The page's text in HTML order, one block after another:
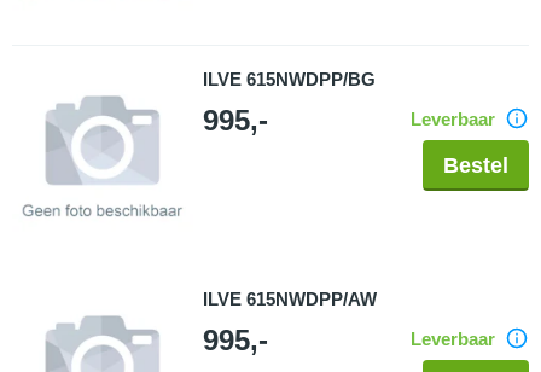
ILVE 615NWDPP/BG
995,- Leverbaar
Bestel
ILVE 615NWDPP/AW
995,- Leverbaar